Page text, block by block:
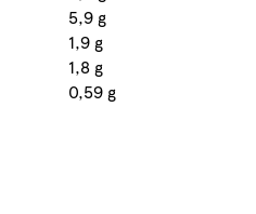
5,9 g
1,9 g
1,8 g
0,59 g